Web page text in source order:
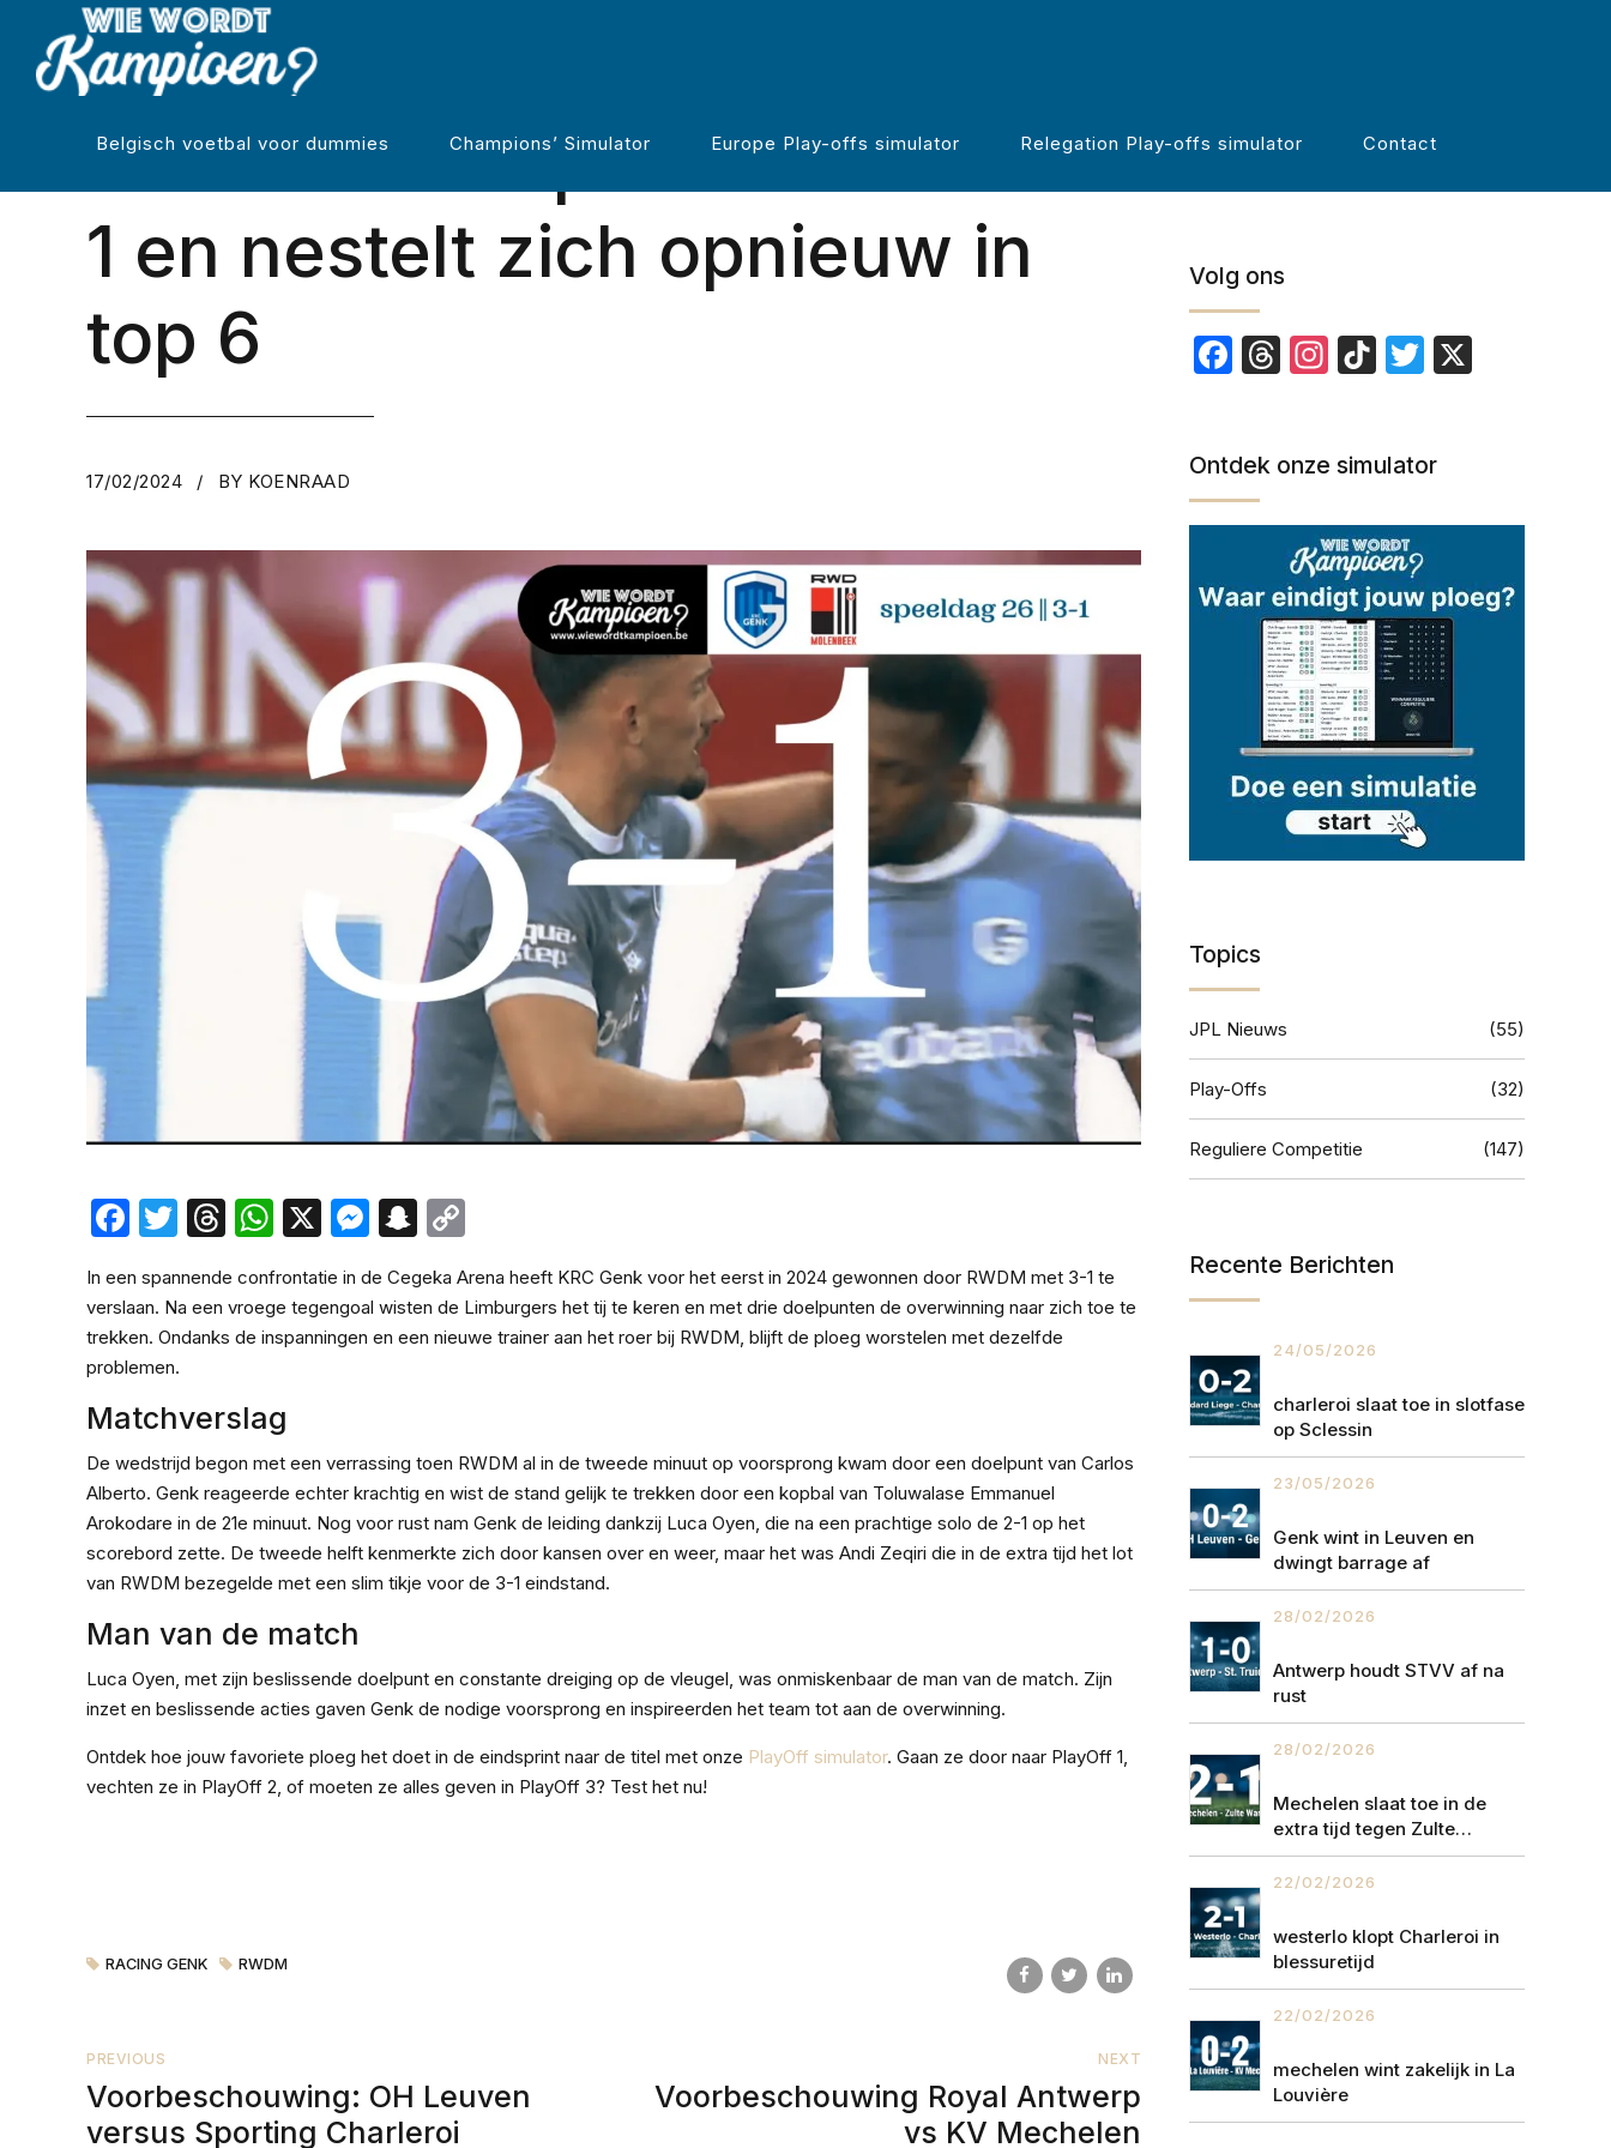
Belgisch voetbal voor dummies Champions’ Simulator Europe Play-offs simulator Relegation Play-offs simulator Contact
REGULIERE COMPETITIE
KRC Genk klopt RWDM met 3-
1 en nestelt zich opnieuw in
top 6
17/02/2024 BY KOENRAAD
Facebook
Twitter
Threads
WhatsApp
X Messenger
Snapchat
In een spannende confrontatie in de Cegeka Arena heeft KRC Genk voor het eerst in 2024 gewonnen door RWDM met 3-1 te
verslaan. Na een vroege tegengoal wisten de Limburgers het tij te keren en met drie doelpunten de overwinning naar zich toe te
trekken. Ondanks de inspanningen en een nieuwe trainer aan het roer bij RWDM, blijft de ploeg worstelen met dezelfde
problemen.
Matchverslag
De wedstrijd begon met een verrassing toen RWDM al in de tweede minuut op voorsprong kwam door een doelpunt van Carlos
Alberto. Genk reageerde echter krachtig en wist de stand gelijk te trekken door een kopbal van Toluwalase Emmanuel
Arokodare in de 21e minuut. Nog voor rust nam Genk de leiding dankzij Luca Oyen, die na een prachtige solo de 2-1 op het
scorebord zette. De tweede helft kenmerkte zich door kansen over en weer, maar het was Andi Zeqiri die in de extra tijd het lot
van RWDM bezegelde met een slim tikje voor de 3-1 eindstand.
Man van de match
Luca Oyen, met zijn beslissende doelpunt en constante dreiging op de vleugel, was onmiskenbaar de man van de match. Zijn
inzet en beslissende acties gaven Genk de nodige voorsprong en inspireerden het team tot aan de overwinning.
Ontdek hoe jouw favoriete ploeg het doet in de eindsprint naar de titel met onze PlayOff simulator. Gaan ze door naar PlayOff 1,
vechten ze in PlayOff 2, of moeten ze alles geven in PlayOff 3? Test het nu!
RACING GENK RWDM
PREVIOUS
Voorbeschouwing: OH Leuven
versus Sporting Charleroi
NEXT
Voorbeschouwing Royal Antwerp
vs KV Mechelen
Volg ons
Facebook
Threads
Instagram
TikTokTwitter
Ontdek onze simulator
Topics
JPL Nieuws (55)
Play-Offs (32)
Reguliere Competitie (147)
Recente Berichten
24/05/2026
charleroi slaat toe in slotfase
op Sclessin
23/05/2026
Genk wint in Leuven en
dwingt barrage af
28/02/2026
Antwerp houdt STVV af na
rust
28/02/2026
Mechelen slaat toe in de
extra tijd tegen Zulte
Waregem
22/02/2026
westerlo klopt Charleroi in
blessuretijd
22/02/2026
mechelen wint zakelijk in La
Louvière